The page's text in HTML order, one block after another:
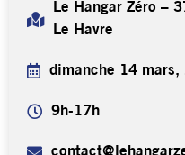
Le Hangar Zéro –
Le Havre
dimanche 14 mars,
9h-17h